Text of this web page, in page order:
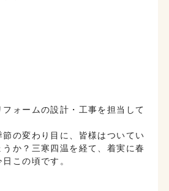
ォームの設計・工事を担当して
節の変わり目に、皆様はついてい
か？三寒四温を経て、着実に春
この頃です。